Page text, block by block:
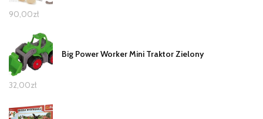
90,00zł
Big Power Worker Mini Traktor Zielony
32,00zł